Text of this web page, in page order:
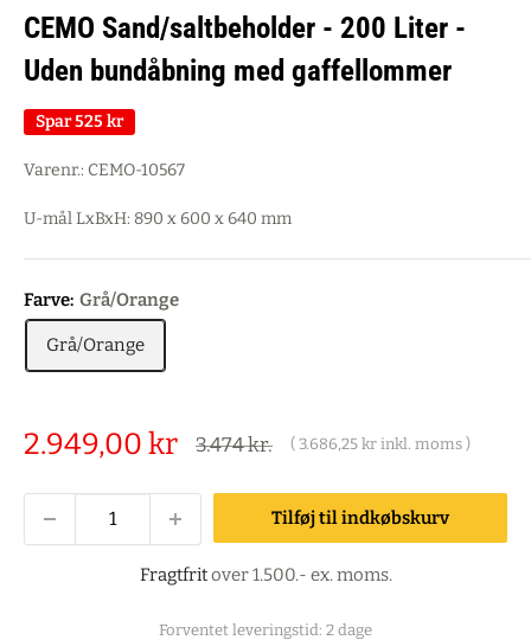
CEMO Sand/saltbeholder - 200 Liter -
Uden bundåbning med gaffellommer
Spar525 kr
Varenr.: CEMO-10567
U-mål LxBxH: 890 x 600 x 640 mm
Farve: Grå/Orange
Grå/Orange
Salgspris
2.949,00 kr
Alm.
3.474 kr. ( 3.686,25 kr inkl. moms )
Tilføj til indkøbskurv
Fragtfritover 1.500.- ex. moms.
Forventet leveringstid: 2 dage